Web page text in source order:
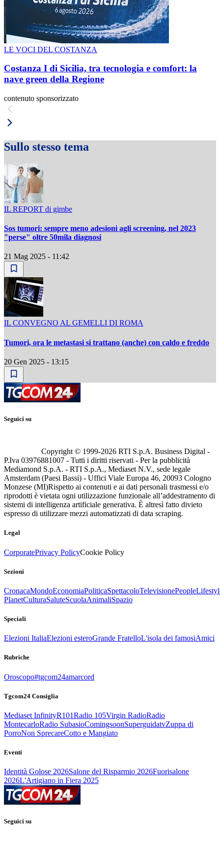
LE VOCI DEL COSTANZA
Costanza I di Sicilia, tra tecnologia e comfort: la
nave green della Regione
contenuto sponsorizzato
Sullo stesso tema
IL REPORT di gimbe
Sos tumori: sempre meno adesioni agli screening, nel 2023
"perse" oltre 50mila diagnosi
21 Mag 2025 - 11:42
IL CONVEGNO AL GEMELLI DI ROMA
Tumori, ora le metastasi si trattano (anche) con caldo e freddo
20 Gen 2025 - 13:15
Seguici su
Copyright © 1999-2026 RTI S.p.A. Business Digital -
P.Iva 03976881007 - Tutti i diritti riservati - Per la pubblicità
Mediamond S.p.A. - RTI S.p.A., Mediaset N.V., sede legale
Amsterdam (Paesi Bassi) - Uffici Viale Europa 46, 20093 Cologno
Monzese (MI)Rispetto ai contenuti e ai dati personali trasmessi e/o
riprodotti è vietata ogni utilizzazione funzionale all’addestramento di
sistemi di intelligenza artificiale generativa. È altresì fatto divieto
espresso di utilizzare mezzi automatizzati di data scraping.
Legal
CorporatePrivacy PolicyCookie Policy
Sezioni
CronacaMondoEconomiaPoliticaSpettacoloTelevisionePeople
PlanetCulturaSaluteScuolaAnimaliSpazio
Speciali
Elezioni ItaliaElezioni esteroGrande FratelloL'isola dei famosiAmici
Rubriche
Oroscopo#tgcom24amarcord
Tgcom24 Consiglia
Mediaset InfinityR101Radio 105Virgin RadioRadio
MontecarloRadio SubasioComingsoonSuperguidatvZuppa di
PorroNon SprecareCotto e Mangiato
Eventi
Identità Golose 2026Salone del Risparmio 2026Fuorisalone
2026L'Artigiano in Fiera 2025
Seguici su